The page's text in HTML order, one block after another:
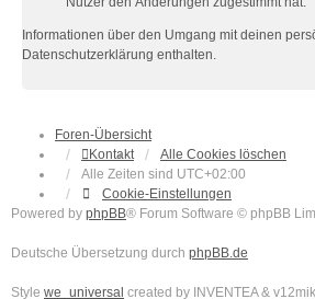
Informationen über den Umgang mit deinen
Datenschutzerklärung enthalten.
Foren-Übersicht
Kontakt
Alle Cookies löschen
Alle Zeiten sind UTC+02:00
Cookie-Einstellungen
Powered by phpBB® Forum Software © phpBB
Deutsche Übersetzung durch phpBB.de
Style we_universal created by INVENTEA &